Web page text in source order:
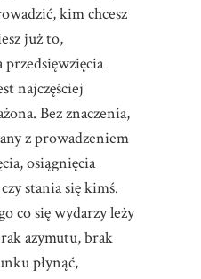
kim chcesz
już to,
przedsięwzięcia
najczęściej
Bez znaczenia,
z prowadzeniem
osiągnięcia
stania się kimś.
co się wydarzy leży
azymutu, brak
płynąć,